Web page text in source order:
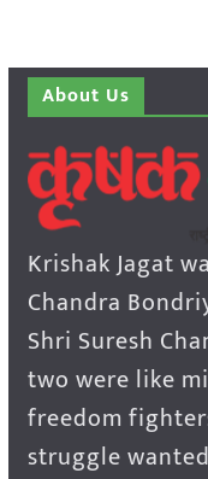
About Us
Krishak Jagat
Chandra
Shri Suresh
two were like
freedom
struggle